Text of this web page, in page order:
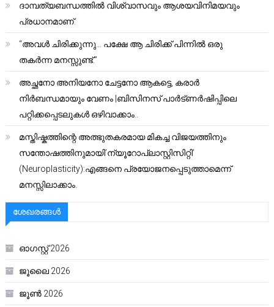
ദാമ്പത്യബന്ധത്തിൽ വിശ്വാസവും ആശയവിനിമയവും
പ്രധാനമാണ്.
“അവൾ ചിരിക്കുന്നു… പക്ഷേ ആ ചിരിക്ക് പിന്നിൽ ഒരു
തകർന്ന മനസ്സുണ്ട്.”
അച്ഛനോ അനിയനോ ചേട്ടനോ ആകട്ടെ, കരാർ
നിർബന്ധമായും വേണം |ബിസിനസ് പാർട്ണർഷിപ്പിലെ
പറ്റിക്കപ്പെടലുകൾ ഒഴിവാക്കാം..
മസ്തിഷ്കത്തിന്റെ അത്ഭുതകരമായ മികച്ച വിജയത്തിനും
സന്തോഷത്തിനുമായി’ന്യൂറോപ്ലാസ്റ്റിസിറ്റി’
(Neuroplasticity):എങ്ങനെ പ്രയോജനപ്പെടുത്താമെന്ന്
മനസ്സിലാക്കാം.
ശേഖരങ്ങൾ
ഓഗസ്റ്റ്‌ 2026
ജൂലൈ 2026
ജൂൺ 2026